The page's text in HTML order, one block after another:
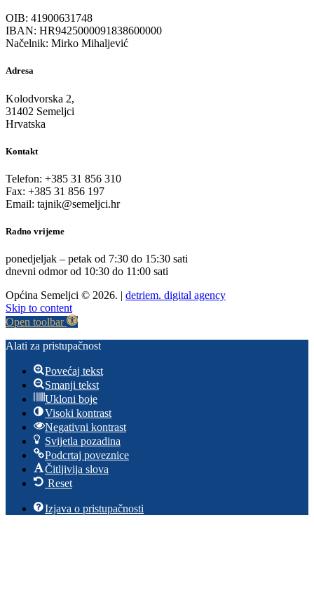
OIB: 41900631748
IBAN: HR9425000091838600000
Načelnik: Mirko Mihaljević
Adresa
Kolodvorska 2,
31402 Semeljci
Hrvatska
Kontakt
Telefon: +385 31 856 310
Fax: +385 31 856 197
Email: tajnik@semeljci.hr
Radno vrijeme
ponedjeljak – petak od 7:30 do 15:30 sati
dnevni odmor od 10:30 do 11:00 sati
Općina Semeljci © 2026. | detriem. digital agency
Skip to content
Open toolbar
Alati za pristupačnost
Povećaj tekst
Smanji tekst
Ukloni boje
Visoki kontrast
Negativni kontrast
Svijetla pozadina
Podcrtaj poveznice
Čitljivija slova
Reset
Izjava o pristupačnosti